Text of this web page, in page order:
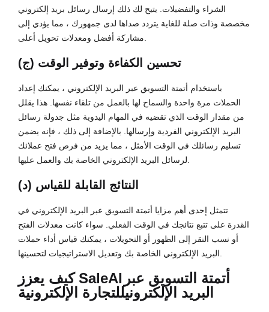
الشراء والتفضيلات. يتيح لك ذلك إرسال رسائل بريد إلكتروني
مخصصة وذات صلة للغاية يتردد صداها لدى جمهورك ، مما يؤدي إلى
(ج) تحسين الكفاءة وتوفير الوقت
باستخدام أتمتة التسويق عبر البريد الإلكتروني ، يمكنك إعداد
الحملات مرة واحدة والسماح لها بالعمل من تلقاء نفسها. هذا يقلل
من مقدار الوقت الذي تقضيه في المهام اليدوية مثل جدولة رسائل
البريد الإلكتروني الفردية وإرسالها. بالإضافة إلى ذلك ، فإنه يضمن
تسليم رسائلك في الوقت الأمثل ، مما يزيد من فرص فتح عملائك
(د) النتائج القابلة للقياس
تتمثل إحدى أهم مزايا أتمتة التسويق عبر البريد الإلكتروني في
القدرة على تتبع نتائجك في الوقت الفعلي. سواء كانت معدلات الفتح
أو نسب النقر إلى الظهور أو التحويلات ، يمكنك قياس أداء حملات
كيف يعزز SaleAI أتمتة التسويق عبر
البريد الإلكترونيللتجارة الإلكترونية